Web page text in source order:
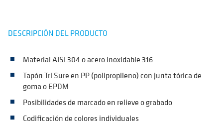
DESCRIPCIÓN DEL PRODUCTO
Material AISI 304 o acero inoxidable 316
Tapón Tri Sure en PP (polipropileno) con junta tórica de
goma o EPDM
Posibilidades de marcado en relieve o grabado
Codificación de colores individuales